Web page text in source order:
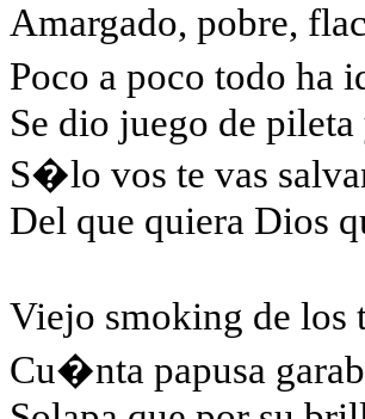
Amargado, pobre,
Poco a poco todo
Se dio juego de
S�lo vos te vas
Del que quiera Dios
Viejo smoking de
Cu�nta papusa